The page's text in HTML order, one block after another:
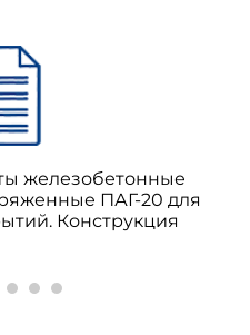
железобетонные
ПАГ-20 для
Конструкция